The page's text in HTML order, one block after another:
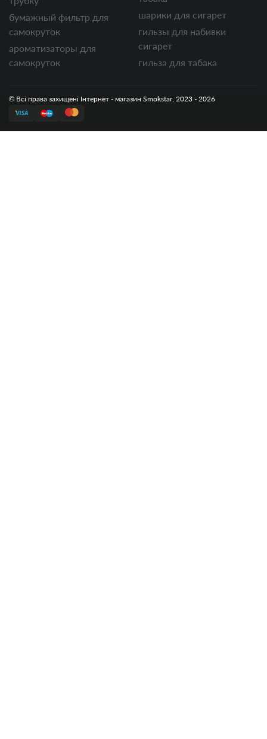
бумажный фильтр для
самокруток
ароматизаторы для
самокруток
шарики для сигарет
гильзы для набивки
сигарет
гильза для табака
© Всі права захищені Інтернет - магазин Smokstar, 2023 - 2026